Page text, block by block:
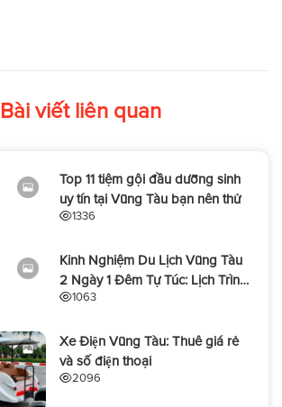
Bài viết liên quan
Top 11 tiệm gội đầu dưỡng sinh
uy tín tại Vũng Tàu bạn nên thử
1336
Kinh Nghiệm Du Lịch Vũng Tàu
2 Ngày 1 Đêm Tự Túc: Lịch Trình,
Ăn Chơi & Chi Phí Trọn Gói
1063
Xe Điện Vũng Tàu: Thuê giá rẻ
và số điện thoại
2096